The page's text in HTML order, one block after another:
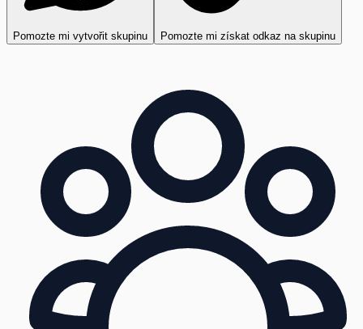
Pomozte mi vytvořit skupinu Pomozte mi získat odkaz na skupinu